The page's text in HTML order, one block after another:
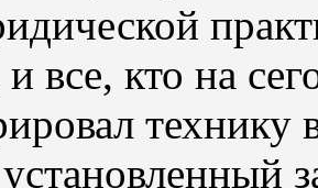
все, кто на